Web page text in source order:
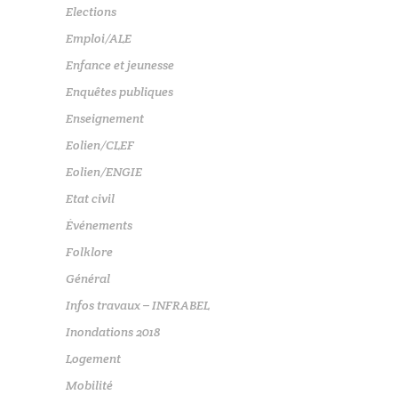
Elections
Emploi/ALE
Enfance et jeunesse
Enquêtes publiques
Enseignement
Eolien/CLEF
Eolien/ENGIE
Etat civil
Événements
Folklore
Général
Infos travaux – INFRABEL
Inondations 2018
Logement
Mobilité